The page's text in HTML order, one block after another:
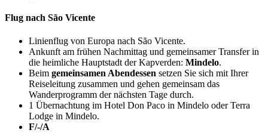
Flug nach São Vicente
Linienflug von Europa nach São Vicente.
Ankunft am frühen Nachmittag und gemeinsamer Transfer in
die heimliche Hauptstadt der Kapverden: Mindelo.
Beim gemeinsamen Abendessen setzen Sie sich mit Ihrer
Reiseleitung zusammen und gehen gemeinsam das
Wanderprogramm der nächsten Tage durch.
1 Übernachtung im Hotel Don Paco in Mindelo oder Terra
Lodge in Mindelo.
F/-/A